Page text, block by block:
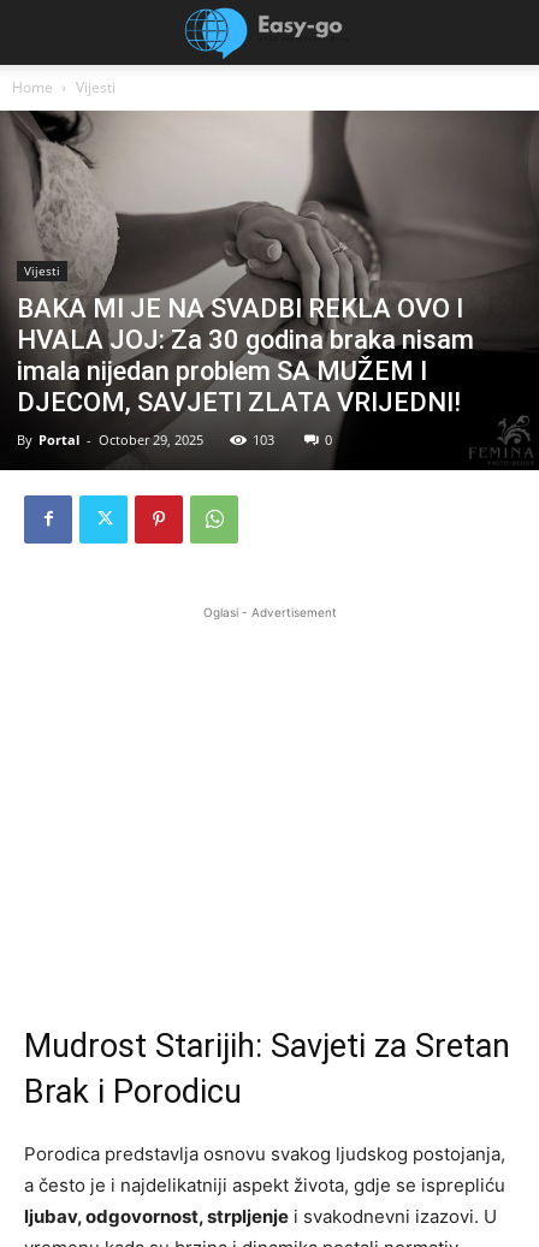
Home Vijesti
Vijesti
BAKA MI JE NA SVADBI REKLA OVO I
HVALA JOJ: Za 30 godina braka nisam
imala nijedan problem SA MUŽEM I
DJECOM, SAVJETI ZLATA VRIJEDNI!
By Portal - October 29, 2025 103 0
Oglasi - Advertisement
Mudrost Starijih: Savjeti za Sretan
Brak i Porodicu
Porodica predstavlja osnovu svakog ljudskog postojanja,
a često je i najdelikatniji aspekt života, gdje se isprepliću
ljubav, odgovornost, strpljenje i svakodnevni izazovi. U